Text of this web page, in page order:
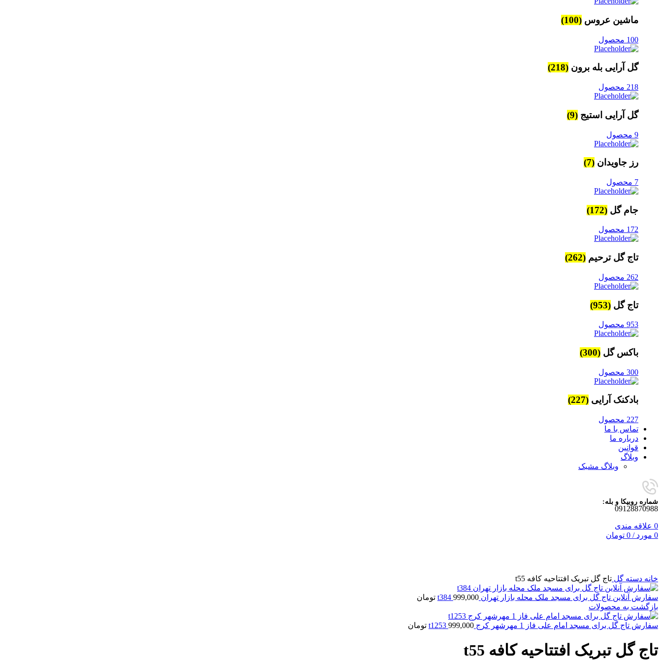
ماشین عروس (100)
100 محصول
گل آرایی بله برون (218)
218 محصول
گل آرایی استیج (9)
9 محصول
رز جاویدان (7)
7 محصول
جام گل (172)
172 محصول
تاج گل ترحیم (262)
262 محصول
تاج گل (953)
953 محصول
باکس گل (300)
300 محصول
بادکنک آرایی (227)
227 محصول
تماس با ما
درباره ما
قوانین
وبلاگ
وبلاگ مشبک
شماره روبیکا و بله:
09128870988
0 علاقه مندی
0 مورد /
0 تومان
خانه دسته گل تاج گل تبریک افتتاحیه کافه t55
سفارش آنلاین تاج گل برای مسجد ملک محله بازار تهران t384 999,000
تومان
بازگشت به محصولات
سفارش تاج گل برای مسجد امام علی فاز 1 مهرشهر کرج t1253 999,000 تومان
تاج گل تبریک افتتاحیه کافه t55